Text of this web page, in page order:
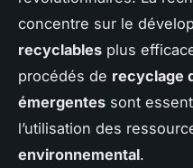
concentre sur le
recyclables plus
procédés de recyclage
émergentes sont
l’utilisation des
environnemental.